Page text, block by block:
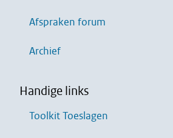
Afspraken forum
Archief
Handige links
Toolkit Toeslagen